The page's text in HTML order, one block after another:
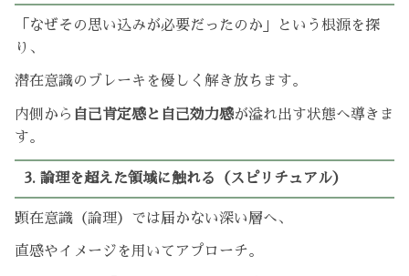
「なぜその思い込みが必要だったのか」という根源を探
り、
潜在意識のブレーキを優しく解き放ちます。
内側から 自己肯定感と自己効力感が溢れ出す状態へ導きま
す。
3. 論理を超えた領域に触れる（スピリチュアル）
顕在意識（論理）では届かない深い層へ、
直感やイメージを用いてアプローチ。